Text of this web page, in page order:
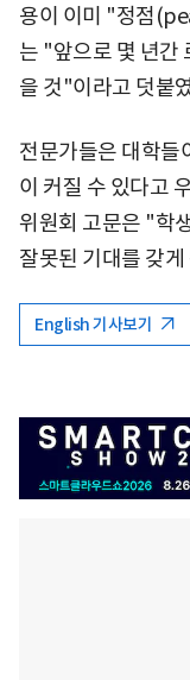
용이 이미 "정점
는 "앞으로 몇 년간
을 것"이라고 덧붙
전문가들은 대학들
이 커질 수 있다고
위원회 고문은 "학
잘못된 기대를 갖
English 기사보기